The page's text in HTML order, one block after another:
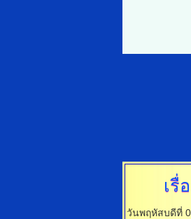
เรื่
วันพฤหัสบดีที่